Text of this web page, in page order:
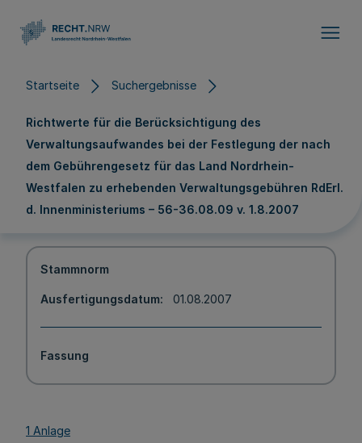
Startseite Suchergebnisse
Richtwerte für die Berücksichtigung des
Verwaltungsaufwandes bei der Festlegung der nach
dem Gebührengesetz für das Land Nordrhein-
Westfalen zu erhebenden Verwaltungsgebühren RdErl.
d. Innenministeriums – 56-36.08.09 v. 1.8.2007
Stammnorm
Ausfertigungsdatum 01.08.2007
Fassung
1 Anlage